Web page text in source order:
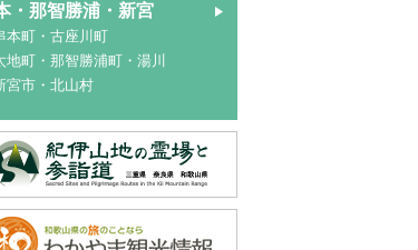
・那智勝浦・新宮
本町・古座川町
地町・那智勝浦町・湯川
宮市・北山村